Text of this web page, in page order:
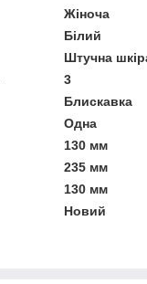
Жіноча
Білий
Штучна
3
Блискавка
Одна
130 мм
235 мм
130 мм
Новий